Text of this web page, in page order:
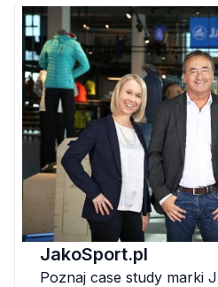
JakoSport.pl
Poznaj case study marki